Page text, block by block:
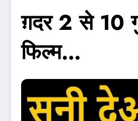
ग़दर 2 से 10
फिल्म…